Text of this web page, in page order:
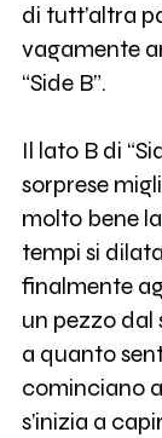
di tutt’altra
vagamente
“Side B”.
Il lato B di
sorprese
molto bene
tempi si
finalmente
un pezzo
a quanto
cominciano
s’inizia a